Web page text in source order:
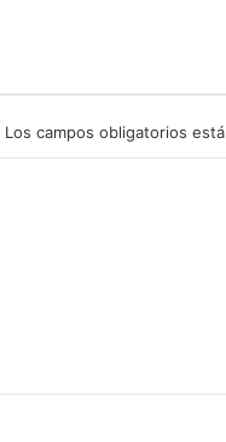
Los campos obligatorios